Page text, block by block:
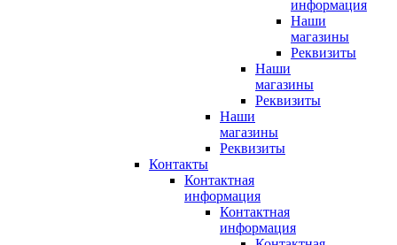
информация
Наши
магазины
Реквизиты
Наши
магазины
Реквизиты
Наши
магазины
Реквизиты
Контакты
Контактная
информация
Контактная
информация